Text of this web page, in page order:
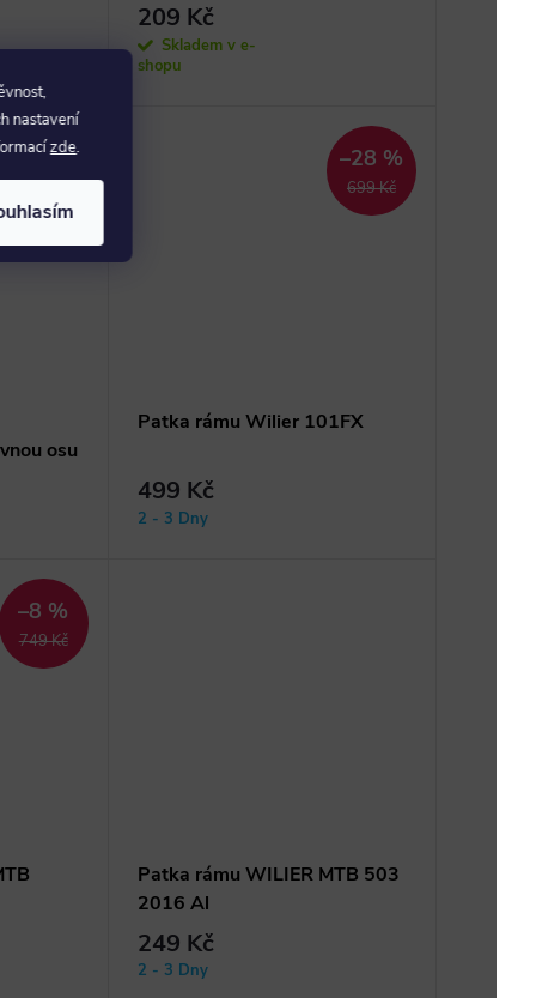
nastavení
zde.
209 Kč
Skladem v e-
shopu
osu
699 Kč
–28 %
Patka rámu Wilier 101FX
499 Kč
2 - 3 Dny
749 Kč
–8 %
Patka rámu WILIER MTB 503
2016 Al
249 Kč
2 - 3 Dny